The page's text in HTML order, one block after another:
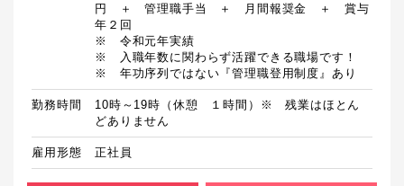
円　＋　管理職手当　＋　月間報奨金　＋　賞与
年２回
※　令和元年実績
※　入職年数に関わらず活躍できる職場です！
※　年功序列ではない『管理職登用制度』あり
勤務時間
10時～19時（休憩　１時間）※　残業はほとん
どありません
雇用形態 正社員